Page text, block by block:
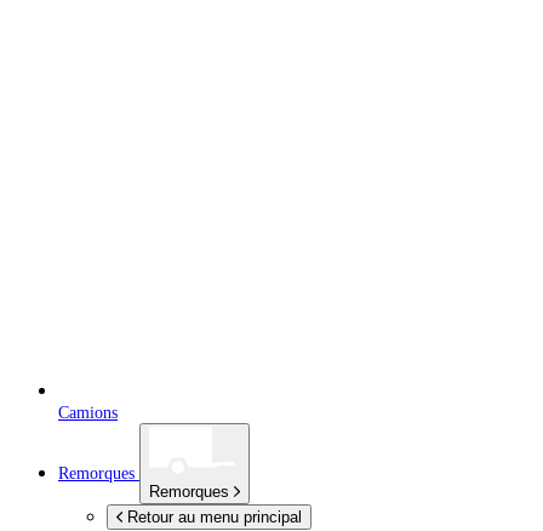
Camions
Remorques
Remorques
Retour au menu principal